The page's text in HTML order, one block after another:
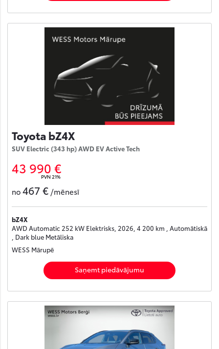
Toyota bZ4X
SUV Electric (343 hp) AWD EV Active Tech
43 990 €
PVN 21%
no467 € /mēnesī
bZ4X
AWD Automatic 252 kW Elektrisks, 2026, 4 200 km , Automātiskā
, Dark blue Metāliska
WESS Mārupē
Saņemt piedāvājumu